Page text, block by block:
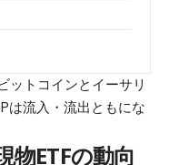
ットコインとイーサリ
は流入・流出ともにな
物ETFの動向